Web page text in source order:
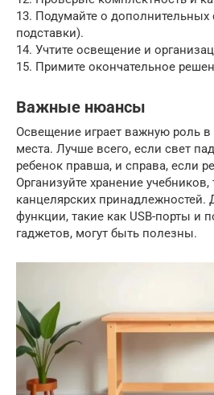
13. Подумайте о дополнительных
подставки).
14. Учтите освещение и
15. Примите окончательное
Важные нюансы
Освещение играет важную роль в
места. Лучше всего, если свет
ребенок правша, и справа, если
Организуйте хранение учебников,
канцелярских
функции, такие как USB-порты и
гаджетов, могут быть полезны.